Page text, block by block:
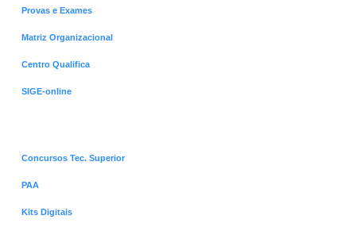
Provas e Exames
Matriz Organizacional
Centro Qualifica
SIGE-online
Concursos Tec. Superior
PAA
Kits Digitais